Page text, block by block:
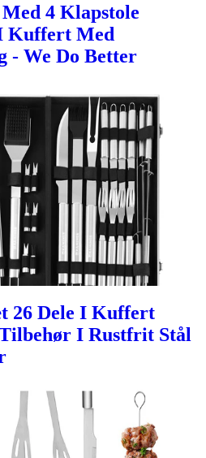
4 Klapstole
Kuffert Med
- We Do Better
26 Dele I Kuffert
I Rustfrit Stål